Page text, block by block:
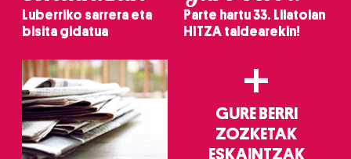
Luberriko sarrera eta
bisita gidatua
Parte hartu 33. Lilatoian
HITZA taldearekin!
+
GURE BERRI
ZOZKETAK
ESKAINTZAK